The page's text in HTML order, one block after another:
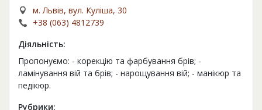
м. Львів, вул. Куліша, 30
+38 (063) 4812739
Діяльність:
Пропонуємо: - корекцію та фарбування брів; -
ламінування вій та брів; - нарощування вій; - манікюр та
педікюр.
Рубрики: